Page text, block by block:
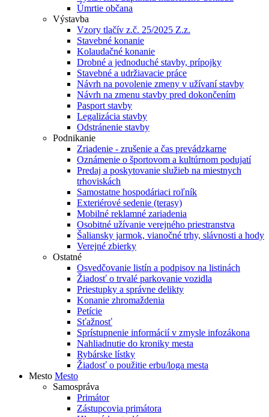
Úmrtie občana
Výstavba
Vzory tlačív z.č. 25/2025 Z.z.
Stavebné konanie
Kolaudačné konanie
Drobné a jednoduché stavby, prípojky
Stavebné a udržiavacie práce
Návrh na povolenie zmeny v užívaní stavby
Návrh na zmenu stavby pred dokončením
Pasport stavby
Legalizácia stavby
Odstránenie stavby
Podnikanie
Zriadenie - zrušenie a čas prevádzkarne
Oznámenie o športovom a kultúrnom podujatí
Predaj a poskytovanie služieb na miestnych
trhoviskách
Samostatne hospodáriaci roľník
Exteriérové sedenie (terasy)
Mobilné reklamné zariadenia
Osobitné užívanie verejného priestranstva
Šaliansky jarmok, vianočné trhy, slávnosti a hody
Verejné zbierky
Ostatné
Osvedčovanie listín a podpisov na listinách
Žiadosť o trvalé parkovanie vozidla
Priestupky a správne delikty
Konanie zhromaždenia
Petície
Sťažnosť
Sprístupnenie informácií v zmysle infozákona
Nahliadnutie do kroniky mesta
Rybárske lístky
Žiadosť o použitie erbu/loga mesta
Mesto Mesto
Samospráva
Primátor
Zástupcovia primátora